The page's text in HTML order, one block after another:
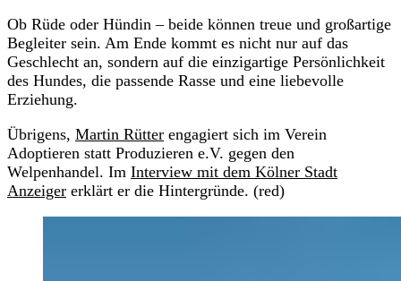
Ob Rüde oder Hündin – beide können treue und großartige
Begleiter sein. Am Ende kommt es nicht nur auf das
Geschlecht an, sondern auf die einzigartige Persönlichkeit
des Hundes, die passende Rasse und eine liebevolle
Erziehung.
Übrigens, Martin Rütter engagiert sich im Verein
Adoptieren statt Produzieren e.V. gegen den
Welpenhandel. Im Interview mit dem Kölner Stadt
Anzeiger erklärt er die Hintergründe. (red)